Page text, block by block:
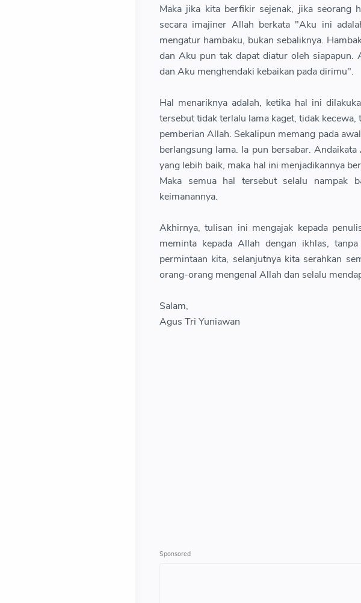
Maka jika kita berfikir sejenak, jika seorang
secara imajiner Allah berkata "Aku ini
mengatur hambaku, bukan sebaliknya.
dan Aku pun tak dapat diatur oleh siapapun.
dan Aku menghendaki kebaikan pada dirimu".
Hal menariknya adalah, ketika hal ini
tersebut tidak terlalu lama kaget, tidak kecewa,
pemberian Allah. Sekalipun memang pada
berlangsung lama. Ia pun bersabar.
yang lebih baik, maka hal ini menjadikannya
Maka semua hal tersebut selalu nampak
keimanannya.
Akhirnya, tulisan ini mengajak kepada
meminta kepada Allah dengan ikhlas,
permintaan kita, selanjutnya kita serahkan
orang-orang mengenal Allah dan selalu
Salam,
Agus Tri Yuniawan